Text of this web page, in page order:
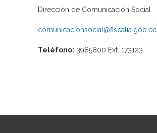
Dirección de Comunicación Social
comunicacionsocial@fiscalia.gob.ec
Teléfono: 3985800 Ext. 173123